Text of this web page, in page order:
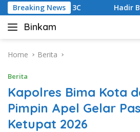
Skip
to
content
Breaking News
3C Hadir Berikan
Binkam
Home Berita
Berita
Kapolres Bima Kota
Pimpin Apel Gelar
Ketupat 2026